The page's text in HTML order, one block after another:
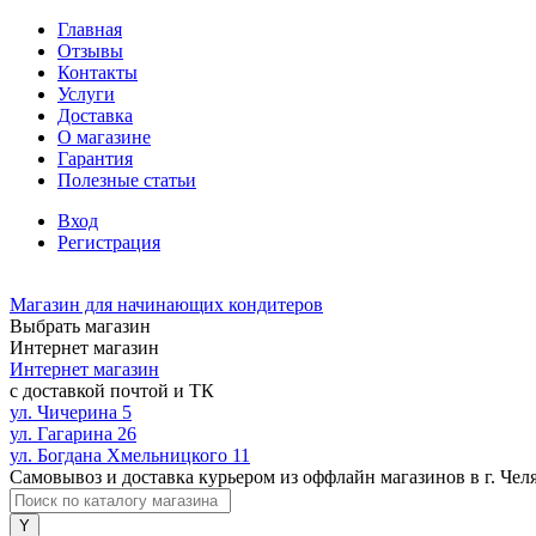
Главная
Отзывы
Контакты
Услуги
Доставка
О магазине
Гарантия
Полезные статьи
Вход
Регистрация
Магазин для начинающих кондитеров
Выбрать магазин
Интернет магазин
Интернет магазин
с доставкой почтой и ТК
ул. Чичерина 5
ул. Гагарина 26
ул. Богдана Хмельницкого 11
Самовывоз и доставка курьером из оффлайн магазинов в г.